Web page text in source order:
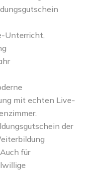
Unterricht,
mit echten Live-
der
für